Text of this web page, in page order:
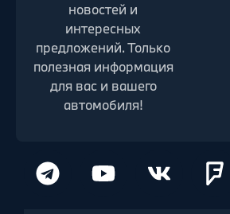
новостей и
интересных
предложений. Только
полезная информация
для вас и вашего
автомобиля!